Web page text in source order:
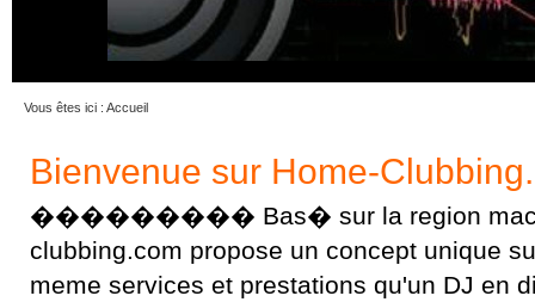
Vous êtes ici : Accueil
Bienvenue sur Home-
��������� Bas� sur la region
clubbing.com propose un concept unique
meme services et prestations qu'un DJ en